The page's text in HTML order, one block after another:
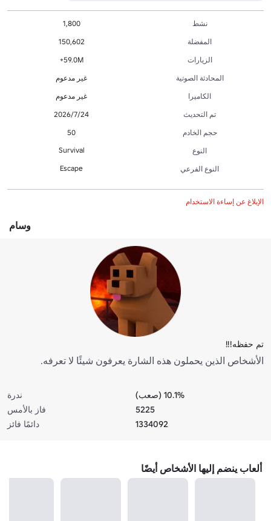
نشط
1,800
المفضلة
150,602
الزيارات
59.0M+
المحادثة الصوتية
غير مدعوم
الكاميرا
غير مدعوم
تم التحديث
24‏/7‏/2026
حجم الخادم
50
النوع
Survival
النوع الفرعي Escape
الإبلاغ عن إساءة الاستخدام
وسام
تم حفظه!!!
الأشخاص الذين يحملون هذه الشارة يعرفون شيئًا لا تعرفه.
ندرة
10.1% (صعب)
فاز بالأمس
5225
دائمًا فائز
1334092
ألعاب ينضم إليها الأشخاص أيضًا